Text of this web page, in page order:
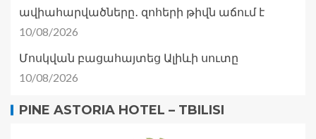
ավիահարվածները․ զոհերի թիվն աճում է
10/08/2026
Մոսկվան բացահայտեց Ալիևի սուտը
10/08/2026
PINE ASTORIA HOTEL – TBILISI